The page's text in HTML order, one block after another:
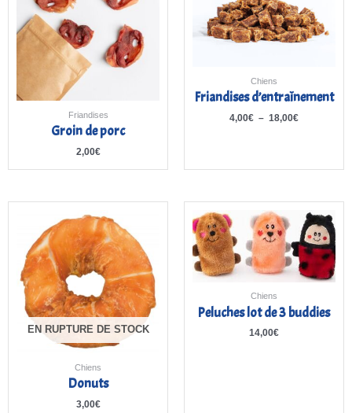
Friandises
Groin de porc
2,00€
Chiens
Friandises d’entraînement
4,00€ – 18,00€
18,00€
EN RUPTURE DE STOCK
Chiens
Donuts
3,00€
Chiens
Peluches lot de 3 buddies
14,00€